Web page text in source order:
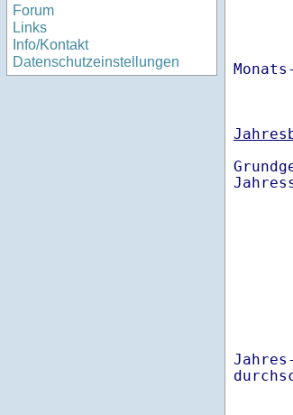
Forum
Links
Info/Kontakt
Datenschutzeinstellungen